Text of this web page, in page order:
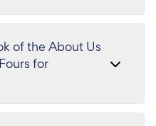
of the About Us
for